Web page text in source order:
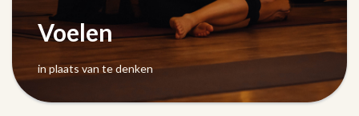
Voelen
in plaats van te denken